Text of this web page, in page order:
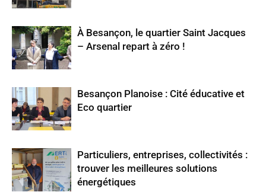
À Besançon, le quartier Saint Jacques
– Arsenal repart à zéro !
Besançon Planoise : Cité éducative et
Eco quartier
Particuliers, entreprises, collectivités :
trouver les meilleures solutions
énergétiques